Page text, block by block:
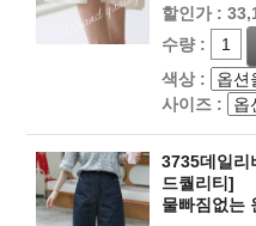
할인가 :
수량 :
색상 :
사이즈 :
3735데일리
드퀄리티]
물빠짐없는